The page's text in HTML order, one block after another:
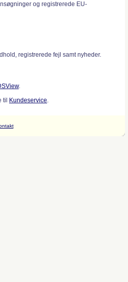
og registrerede EU-
registrerede fejl samt nyheder.
.
til
Kundeservice.